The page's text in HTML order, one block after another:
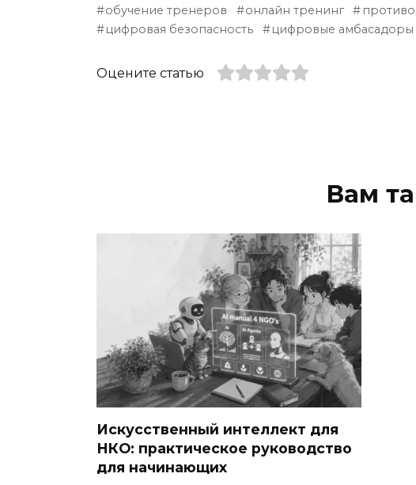
обучение тренеров
онлайн тренинг
цифровая безопасность
цифровые амбасадоры
Оцените статью
Вам
Искусственный интеллект для
НКО: практическое руководство
для начинающих